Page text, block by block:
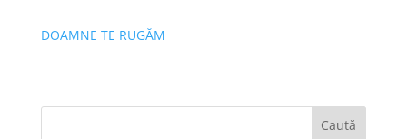
DOAMNE TE RUGĂM